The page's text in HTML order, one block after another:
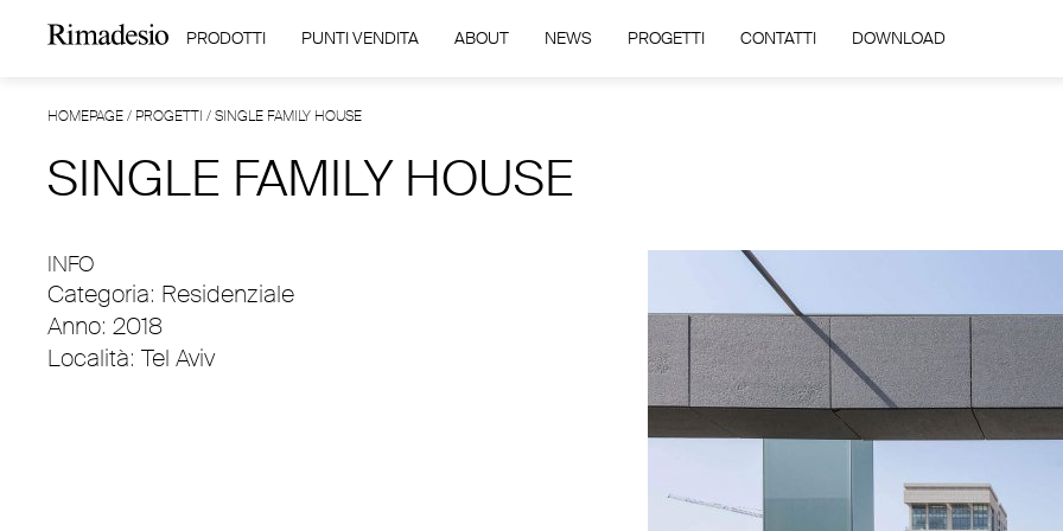
PRODOTTI PUNTI VENDITA ABOUT NEWS PROGETTI CONTATTI DOWNLOAD
HOMEPAGE/ PROGETTI /SINGLE FAMILY HOUSE
SINGLE FAMILY HOUSE
INFO
Categoria: Residenziale
Anno: 2018
Località: Tel Aviv